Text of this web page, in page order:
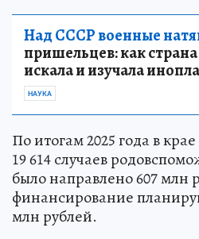
Над СССР военные
пришельцев: как страна
искала и изучала
НАУКА
По итогам 2025 года в
19 614 случаев
было направлено 607 млн
финансирование
млн рублей.